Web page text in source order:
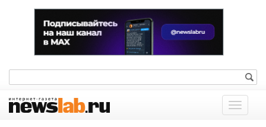
Показать
меню